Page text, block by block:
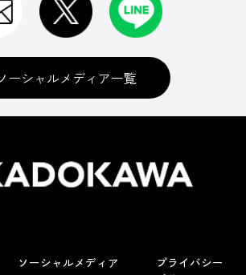
ーシャルメディア一覧
ソーシャルメディア
プライバシー